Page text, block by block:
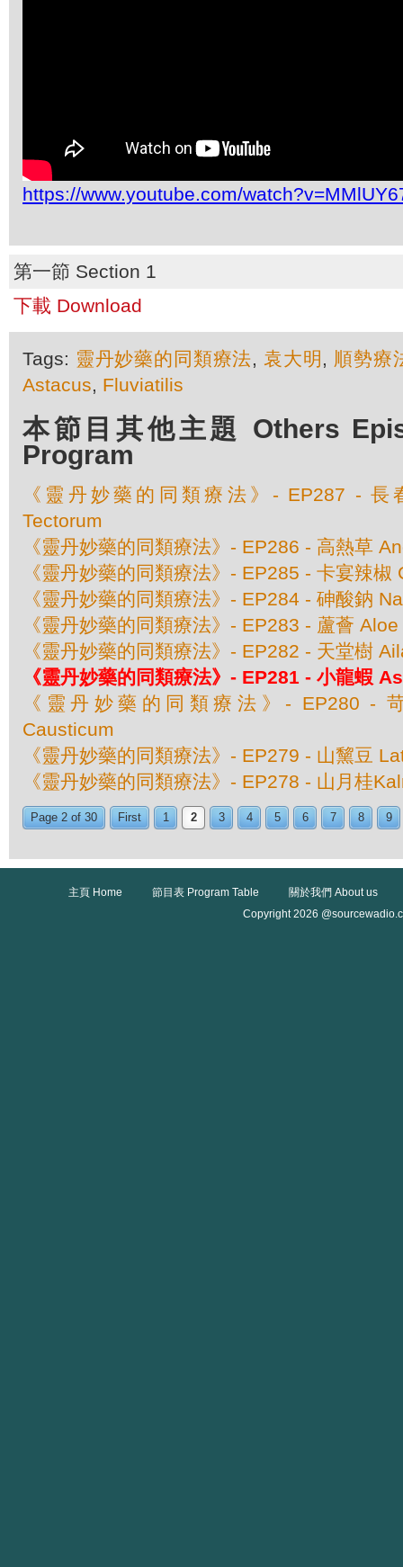
https://www.youtube.com/
第一節 Section 1
下載 Download
Tags: 靈丹妙藥的同類療法, 袁大明 , 順勢療
Astacus, Fluviatilis
本節目其他主題 Others
Program
《靈丹妙藥的同類療法》- EP287 - 長
Tectorum
《靈丹妙藥的同類療法》- EP286 - 高熱草
《靈丹妙藥的同類療法》- EP285 - 卡宴辣
《靈丹妙藥的同類療法》- EP284 - 砷酸鈉
《靈丹妙藥的同類療法》- EP283 - 蘆薈
《靈丹妙藥的同類療法》- EP282 - 天堂樹
《靈丹妙藥的同類療法》- EP281 - 小龍蝦
《靈丹妙藥的同類療法》- EP280 -
Causticum
《靈丹妙藥的同類療法》- EP279 - 山黧豆
《靈丹妙藥的同類療法》- EP278 - 山月桂
Page 2 of 30 First 1 2 3 4 5 6 7 8 9
主頁 Home 節目表 Program Table
關於我們 About us
Copyright 2026